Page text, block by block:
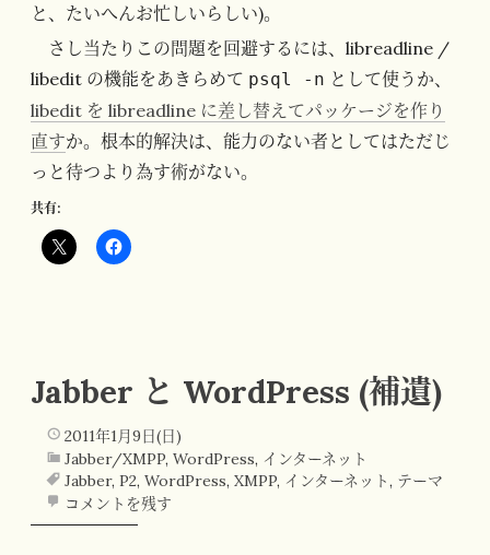
と、たいへんお忙しいらしい)。
さし当たりこの問題を回避するには、libreadline /
libedit の機能をあきらめて psql -n として使うか、
libedit を libreadline に差し替えてパッケージを作り
直すか。根本的解決は、能力のない者としてはただじ
っと待つより為す術がない。
共有:
Jabber と WordPress (補遺)
2011年1月9日(日)
Jabber/XMPP, WordPress, インターネット
Jabber, P2, WordPress, XMPP, インターネット, テーマ
コメントを残す